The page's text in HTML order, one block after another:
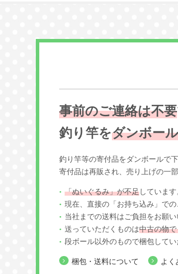
事前のご連絡は不要
釣り竿をダンボー
釣り竿等の寄付品をダンボールで
寄付品は再販され、売り上げの一
「ぬいぐるみ」が不足しています
現在、直接の「お持ち込み」で
当社までの送料はご負担をお願い
送っていただくものは中古の物
段ボール以外のもので梱包してい
梱包・送料について よく